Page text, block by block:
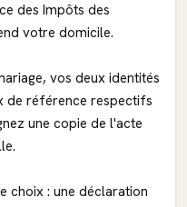
des Impôts des
votre domicile.
vos deux identités
de référence respectifs
une copie de l'acte
choix : une déclaration